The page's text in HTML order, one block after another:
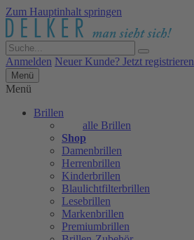
Zum Hauptinhalt springen
Anmelden Neuer Kunde? Jetzt registrieren
Menü
Menü
Brillen
alle Brillen
Shop
Damenbrillen
Herrenbrillen
Kinderbrillen
Blaulichtfilterbrillen
Lesebrillen
Markenbrillen
Premiumbrillen